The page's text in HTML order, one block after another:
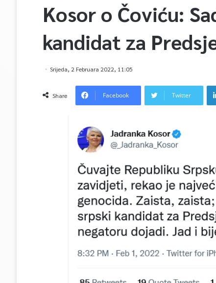
Kosor o Čoviću:
kandidat za
Srijeda, 2 Februara 2022, 11:05
Share Facebook Twitter